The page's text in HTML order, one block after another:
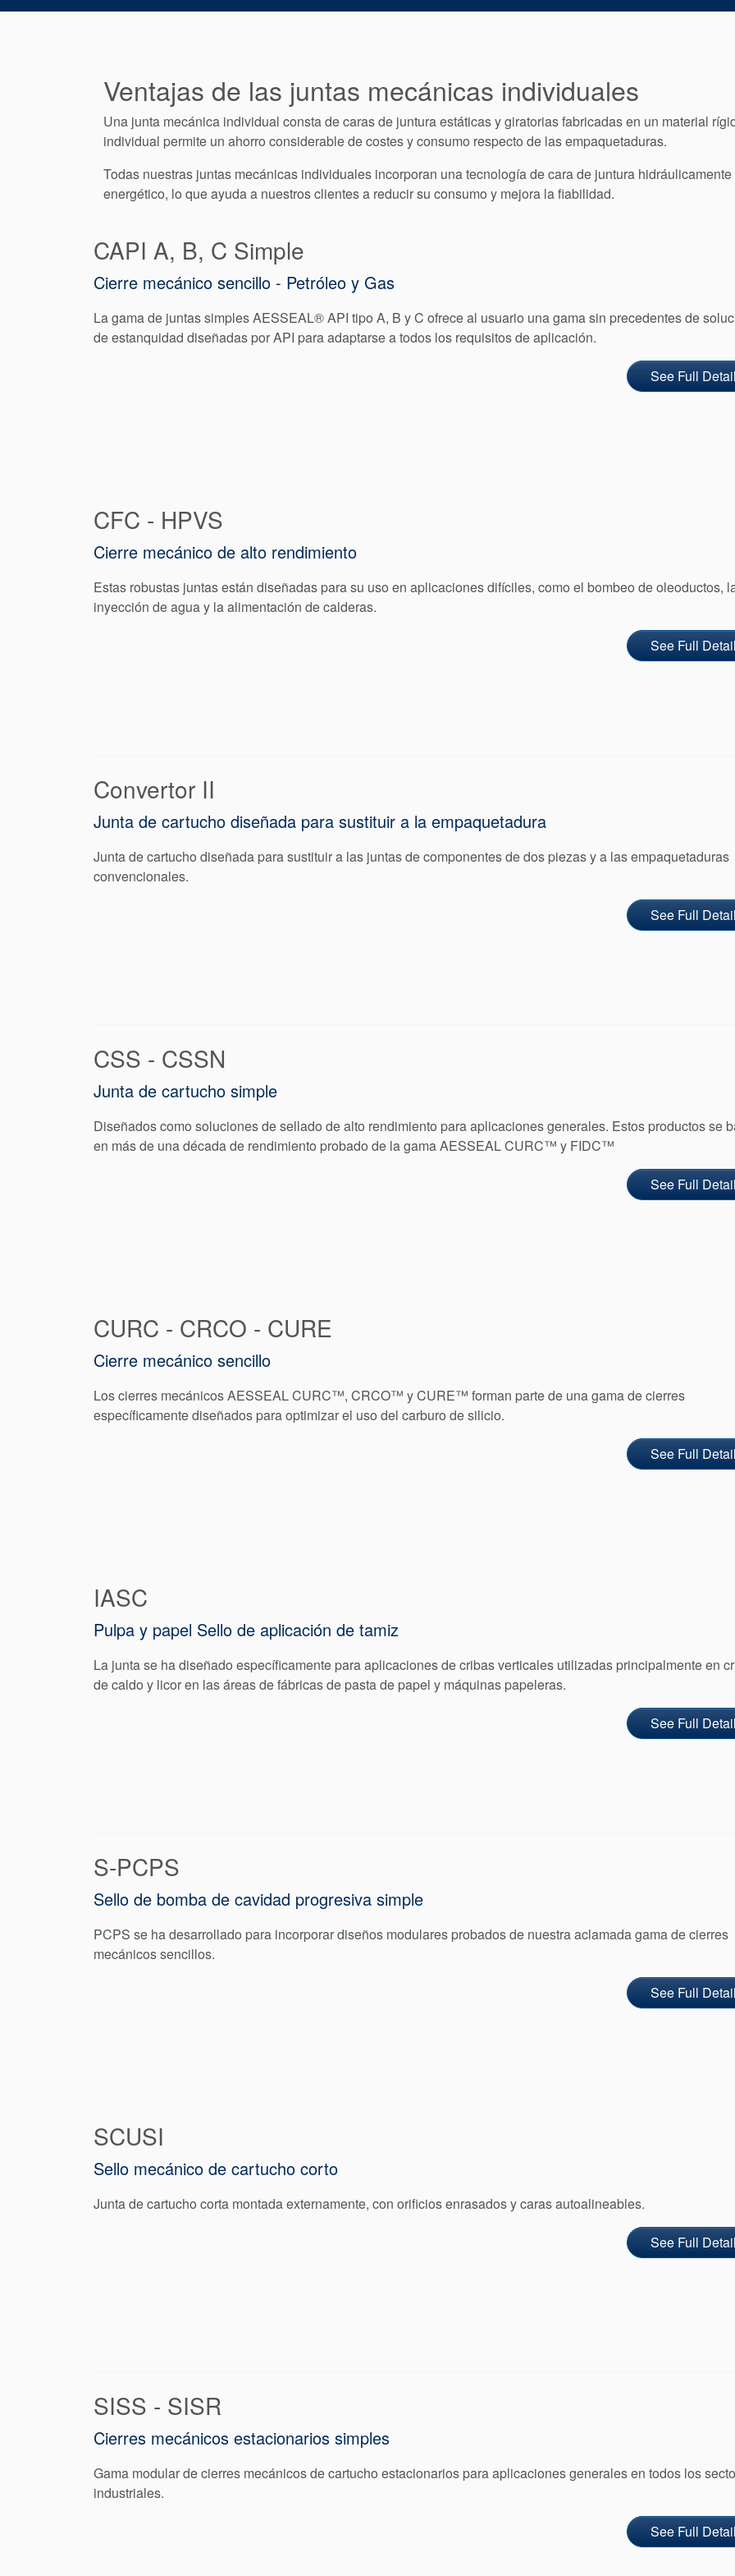
Ventajas de las juntas mecánicas individuales
Una junta mecánica individual consta de caras de juntura estáticas y giratorias fabricadas en un material
individual permite un ahorro considerable de costes y consumo respecto de las empaquetaduras.
Todas nuestras juntas mecánicas individuales incorporan una tecnología de cara de juntura
energético, lo que ayuda a nuestros clientes a reducir su consumo y mejora la fiabilidad.
CAPI A, B, C Simple
Cierre mecánico sencillo - Petróleo y Gas
La gama de juntas simples AESSEAL® API tipo A, B y C ofrece al usuario una gama sin precedentes de
de estanquidad diseñadas por API para adaptarse a todos los requisitos de aplicación.
See Full
CFC - HPVS
Cierre mecánico de alto rendimiento
Estas robustas juntas están diseñadas para su uso en aplicaciones difíciles, como el bombeo de oleoductos,
inyección de agua y la alimentación de calderas.
See Full
Convertor II
Junta de cartucho diseñada para sustituir a la empaquetadura
Junta de cartucho diseñada para sustituir a las juntas de componentes de dos piezas y a las empaquetaduras
convencionales.
See Full
CSS - CSSN
Junta de cartucho simple
Diseñados como soluciones de sellado de alto rendimiento para aplicaciones generales. Estos productos se
en más de una década de rendimiento probado de la gama AESSEAL CURC™ y FIDC™
See Full
CURC - CRCO - CURE
Cierre mecánico sencillo
Los cierres mecánicos AESSEAL CURC™, CRCO™ y CURE™ forman parte de una gama de cierres
específicamente diseñados para optimizar el uso del carburo de silicio.
See Full
IASC
Pulpa y papel Sello de aplicación de tamiz
La junta se ha diseñado específicamente para aplicaciones de cribas verticales utilizadas principalmente en
de caldo y licor en las áreas de fábricas de pasta de papel y máquinas papeleras.
See Full
S-PCPS
Sello de bomba de cavidad progresiva simple
PCPS se ha desarrollado para incorporar diseños modulares probados de nuestra aclamada gama de cierres
mecánicos sencillos.
See Full
SCUSI
Sello mecánico de cartucho corto
Junta de cartucho corta montada externamente, con orificios enrasados y caras autoalineables.
See Full
SISS - SISR
Cierres mecánicos estacionarios simples
Gama modular de cierres mecánicos de cartucho estacionarios para aplicaciones generales en todos los
industriales.
See Full